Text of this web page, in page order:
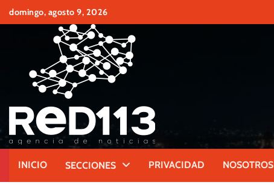
Skipdomingo, agosto 9, 2026
INICIO SECCIONES PRIVACIDAD NOSOTROS